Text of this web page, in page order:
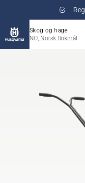
Skog og hage
NO, Norsk Bokmål